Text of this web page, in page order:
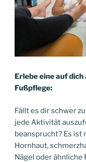
Erlebe eine auf
Fußpflege:
Fällt es dir schwer
jede Aktivität
beansprucht? Es ist
Hornhaut,
Nägel oder